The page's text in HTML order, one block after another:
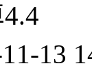
13